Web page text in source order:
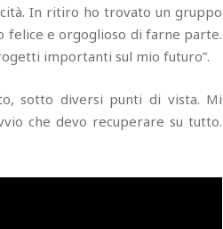
In ritiro ho trovato un gruppo
felice e orgoglioso di farne parte.
importanti sul mio futuro”.
sotto diversi punti di vista. Mi
che devo recuperare su tutto.